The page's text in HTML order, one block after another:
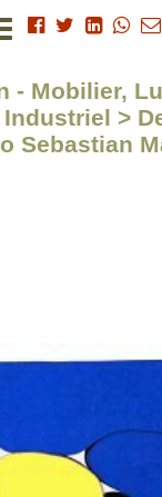
- Mobilier,
>
Sebastian